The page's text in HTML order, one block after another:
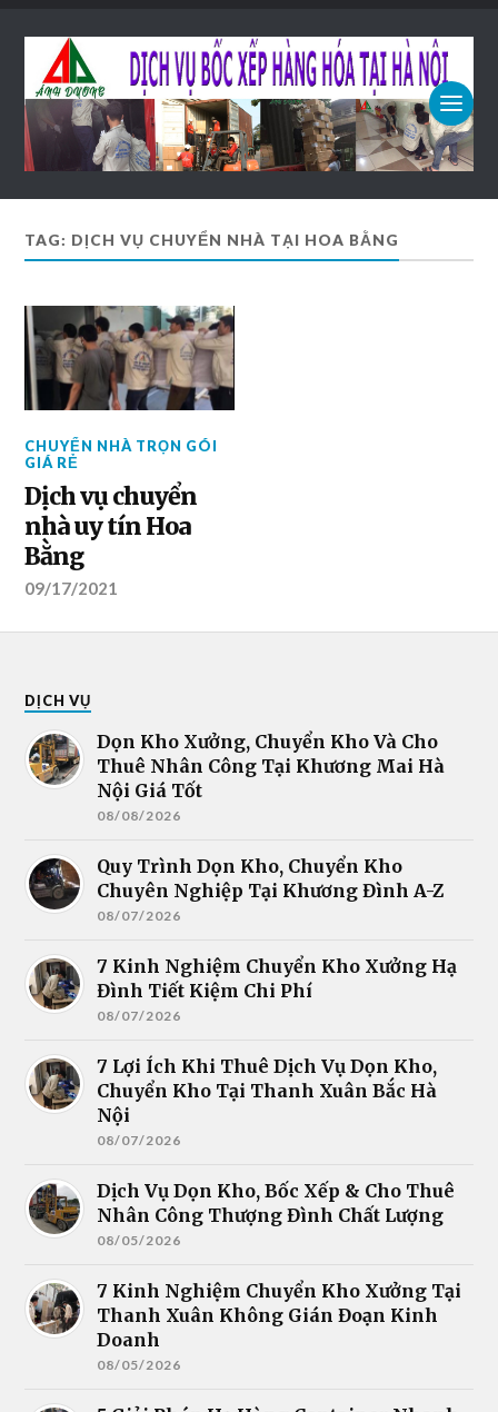
TAG: DỊCH VỤ CHUYỂN NHÀ TẠI HOA BẰNG
CHUYỂN NHÀ TRỌN GÓI
GIÁ RẺ
Dịch vụ chuyển
nhà uy tín Hoa
Bằng
09/17/2021
DỊCH VỤ
Dọn Kho Xưởng, Chuyển Kho Và Cho
Thuê Nhân Công Tại Khương Mai Hà
Nội Giá Tốt
08/08/2026
Quy Trình Dọn Kho, Chuyển Kho
Chuyên Nghiệp Tại Khương Đình A-Z
08/07/2026
7 Kinh Nghiệm Chuyển Kho Xưởng Hạ
Đình Tiết Kiệm Chi Phí
08/07/2026
7 Lợi Ích Khi Thuê Dịch Vụ Dọn Kho,
Chuyển Kho Tại Thanh Xuân Bắc Hà
Nội
08/07/2026
Dịch Vụ Dọn Kho, Bốc Xếp & Cho Thuê
Nhân Công Thượng Đình Chất Lượng
08/05/2026
7 Kinh Nghiệm Chuyển Kho Xưởng Tại
Thanh Xuân Không Gián Đoạn Kinh
Doanh
08/05/2026